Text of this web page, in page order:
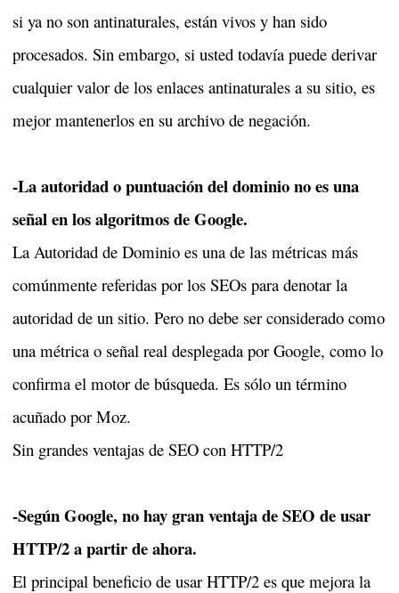
si ya no son antinaturales, están vivos y han sido
procesados. Sin embargo, si usted todavía puede derivar
cualquier valor de los enlaces antinaturales a su sitio, es
mejor mantenerlos en su archivo de negación.
-La autoridad o puntuación del dominio no es una
señal en los algoritmos de Google.
La Autoridad de Dominio es una de las métricas más
comúnmente referidas por los SEOs para denotar la
autoridad de un sitio. Pero no debe ser considerado como
una métrica o señal real desplegada por Google, como lo
confirma el motor de búsqueda. Es sólo un término
acuñado por Moz.
Sin grandes ventajas de SEO con HTTP/2
-Según Google, no hay gran ventaja de SEO de usar
HTTP/2 a partir de ahora.
El principal beneficio de usar HTTP/2 es que mejora la